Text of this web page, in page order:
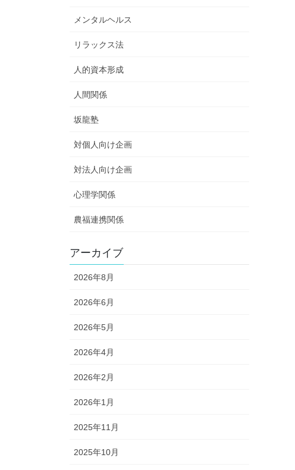
メンタルヘルス
リラックス法
人的資本形成
人間関係
坂龍塾
対個人向け企画
対法人向け企画
心理学関係
農福連携関係
アーカイブ
2026年8月
2026年6月
2026年5月
2026年4月
2026年2月
2026年1月
2025年11月
2025年10月